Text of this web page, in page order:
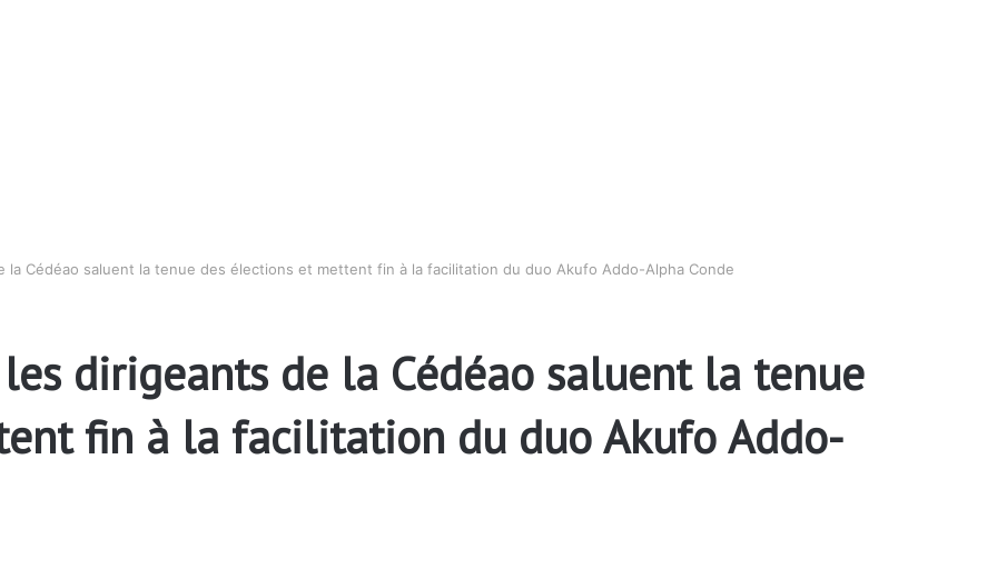
la Cédéao saluent la tenue des élections et mettent fin à la facilitation du duo Akufo Addo-Alpha Conde
dirigeants de la Cédéao saluent la tenue
fin à la facilitation du duo Akufo Addo-